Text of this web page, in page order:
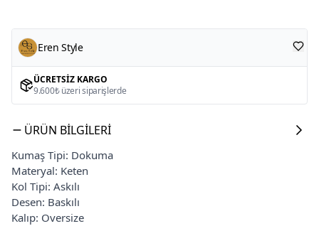
Eren Style
ÜCRETSIZ KARGO
9.600₺ üzeri siparişlerde
ÜRÜN BILGILERI
Kumaş Tipi: Dokuma
Materyal: Keten
Kol Tipi: Askılı
Desen: Baskılı
Kalıp: Oversize